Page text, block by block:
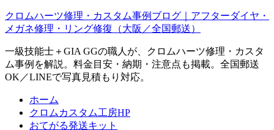
クロムハーツ修理・カスタム事例ブログ｜アフターダイヤ・
メガネ修理・リング修復（大阪／全国郵送）
一級技能士＋GIA GGの職人が、クロムハーツ修理・カスタ
ム事例を解説。料金目安・納期・注意点も掲載。全国郵送
OK／LINEで写真見積もり対応。
ホーム
クロムカスタム工房HP
おてがる発送キット